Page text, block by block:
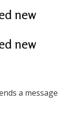
new
new
a message